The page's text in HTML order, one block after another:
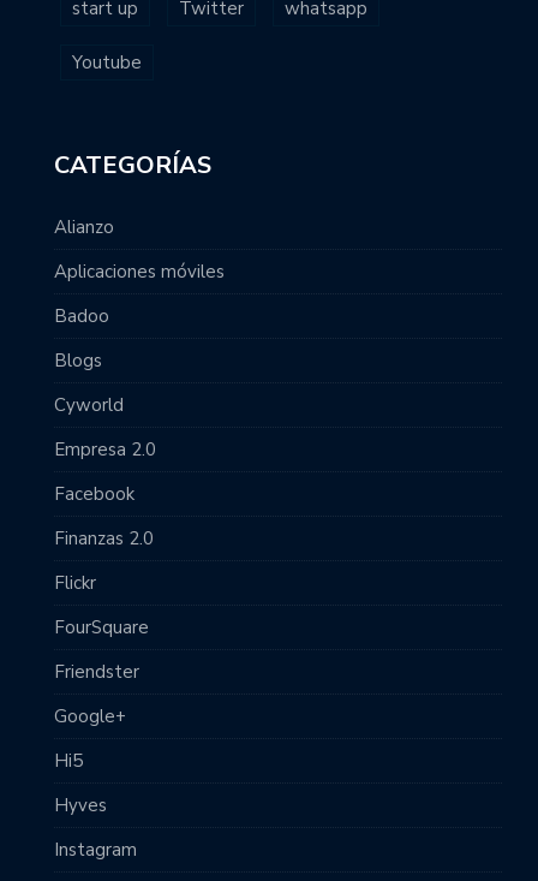
start up Twitter whatsapp
Youtube
CATEGORÍAS
Alianzo
Aplicaciones móviles
Badoo
Blogs
Cyworld
Empresa 2.0
Facebook
Finanzas 2.0
Flickr
FourSquare
Friendster
Google+
Hi5
Hyves
Instagram